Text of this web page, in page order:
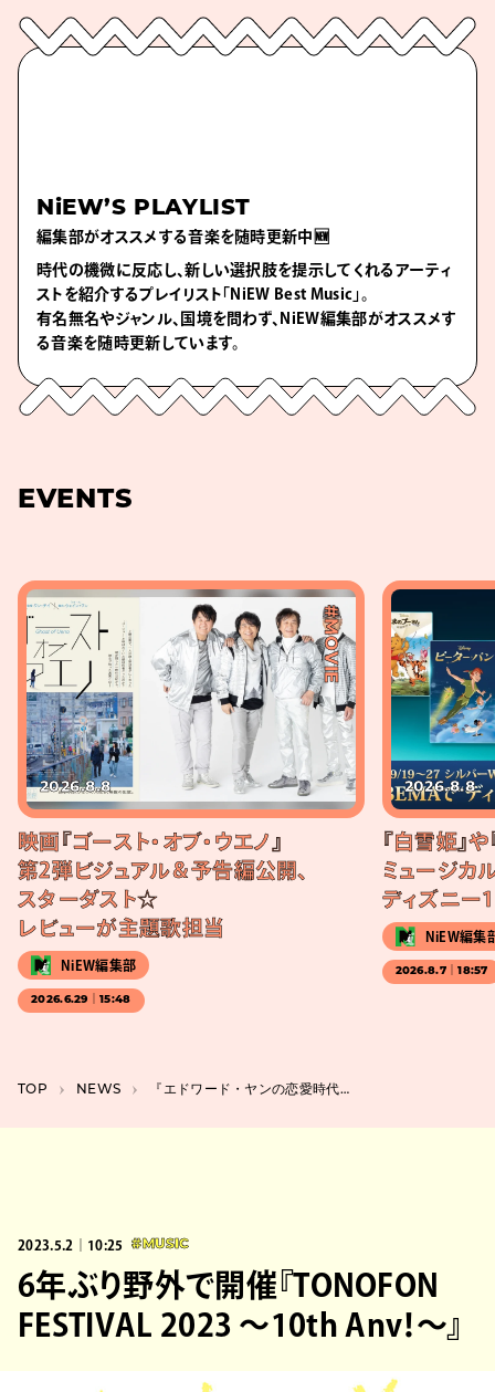
NiEW’S PLAYLIST
編集部がオススメする音楽を随時更新中🆕
時代の機微に反応し、新しい選択肢を提示してくれるアーティ
ストを紹介するプレイリスト「NiEW Best Music」。
有名無名やジャンル、国境を問わず、NiEW編集部がオススメす
る音楽を随時更新しています。
EVENTS
#MOVIE
2026.8.8
映画『ゴースト・オブ・ウエノ』
第2弾ビジュアル＆予告編公開、
スターダスト☆
レビューが主題歌担当
NiEW編集部
2026.6.29｜15:48
2026.8.8
『白雪姫』
ミュージカル
ディズニー
NiEW編集
2026.8.7｜18:57
TOP NEWS 『エドワード・ヤンの恋愛時代』4Kレストア版で29年ぶりに上映
2023.5.2｜10:25 #MUSIC
6年ぶり野外で開催『TONOFON
FESTIVAL 2023 ～10th Anv！～』